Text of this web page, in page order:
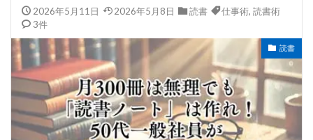
2026年5月11日 2026年5月8日 読書 仕事術, 読書術
3件
読書